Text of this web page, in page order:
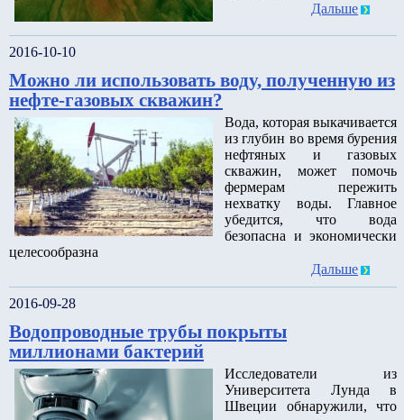
Дальше
2016-10-10
Можно ли использовать воду, полученную из
нефте-газовых скважин?
Вода, которая выкачивается
из глубин во время бурения
нефтяных и газовых
скважин, может помочь
фермерам пережить
нехватку воды. Главное
убедится, что вода
безопасна и экономически
целесообразна
Дальше
2016-09-28
Водопроводные трубы покрыты
миллионами бактерий
Исследователи из
Университета Лунда в
Швеции обнаружили, что